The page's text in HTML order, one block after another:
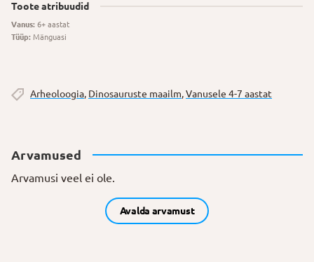
Toote atribuudid
Vanus: 6+ aastat
Tüüp: Mänguasi
Arheoloogia, Dinosauruste maailm,Vanusele 4-7 aastat
Arvamused
Arvamusi veel ei ole.
Avalda arvamust